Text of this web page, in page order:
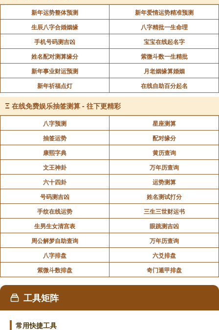
新年运势整体预测
新年爱情运势精准预测
生辰八字合婚姻缘
八字精批一生命理
手机号码测吉凶
宝宝在线起名字
姓名配对测算缘分
紫微斗数一生精批
新年事业财运预测
月老姻缘算婚姻
新年祈福点灯
在线自助百分起名
Ξ 在线免费娱乐抽签测算 - 往下更精彩
八字预测
星座测算
抽签运势
配对缘分
康熙字典
黄历查询
文王神卦
万年历查询
六十四卦
运势测算
号码测吉凶
姓名测试打分
手纹在线运势
三生三世财运书
生男生女清宫表
眼跳测吉凶
周公解梦自助查询
万年历查询
八字排盘
六爻排盘
紫微斗数排盘
奇门遁甲排盘
工具矩阵
常用快捷工具